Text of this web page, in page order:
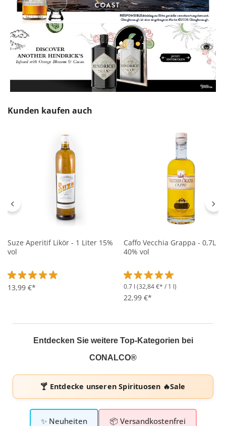
Produktgalerie überspringen
Kunden kaufen auch
Suze Aperitif Likör - 1 Liter 15%
vol
Durchschnittliche Bewertung von 4.9 von 5 Sternen
13,99 €*
Caffo Vecchia Grappa - 0,7L
40% vol
Durchschnittliche
0.7 l (32,84 €* / 1 l)
22,99 €*
Entdecken Sie weitere Top-Kategorien bei
CONALCO®
🍸 Entdecke unserenSpirituosen 🔥Sale
✨ Neuheiten 📦 Versandkostenfrei